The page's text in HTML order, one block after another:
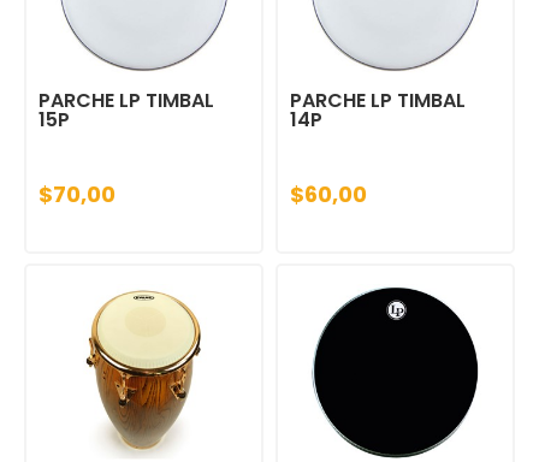
PARCHE LP TIMBAL
15P
$70,00
PARCHE LP TIMBAL
14P
$60,00